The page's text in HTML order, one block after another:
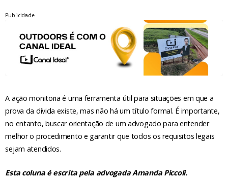
Publicidade
A ação monitoria é uma ferramenta útil para situações em que a
prova da dívida existe, mas não há um título formal. É importante,
no entanto, buscar orientação de um advogado para entender
melhor o procedimento e garantir que todos os requisitos legais
sejam atendidos.
Esta coluna é escrita pela advogada Amanda Piccoli.